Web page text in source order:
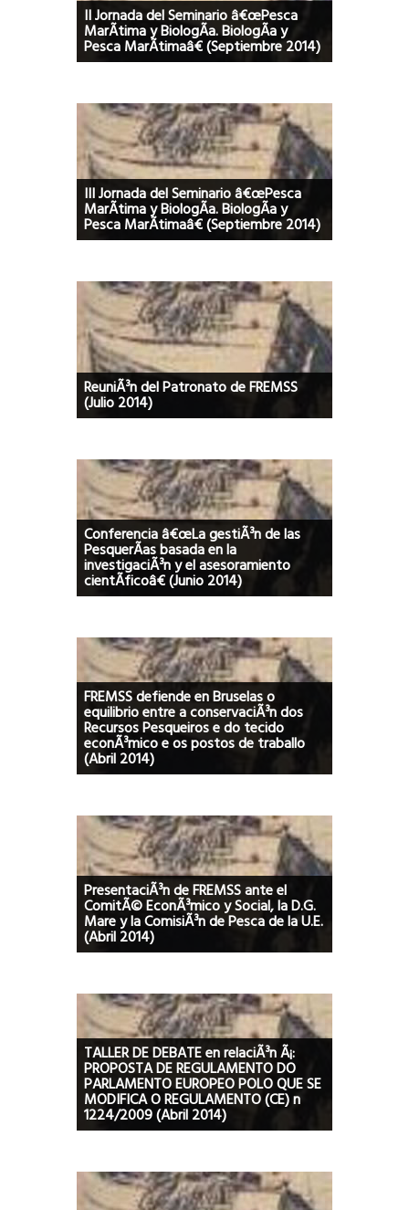
II Jornada del Seminario â€œPesca
MarÃ­tima y BiologÃ­a. BiologÃ­a y
Pesca MarÃ­timaâ€ (Septiembre 2014)
III Jornada del Seminario â€œPesca
MarÃ­tima y BiologÃ­a. BiologÃ­a y
Pesca MarÃ­timaâ€ (Septiembre 2014)
ReuniÃ³n del Patronato de FREMSS
(Julio 2014)
Conferencia â€œLa gestiÃ³n de las
PesquerÃ­as basada en la
investigaciÃ³n y el asesoramiento
cientÃ­ficoâ€ (Junio 2014)
FREMSS defiende en Bruselas o
equilibrio entre a conservaciÃ³n dos
Recursos Pesqueiros e do tecido
econÃ³mico e os postos de traballo
(Abril 2014)
PresentaciÃ³n de FREMSS ante el
ComitÃ© EconÃ³mico y Social, la D.G.
Mare y la ComisiÃ³n de Pesca de la U.E.
(Abril 2014)
TALLER DE DEBATE en relaciÃ³n Ã¡:
PROPOSTA DE REGULAMENTO DO
PARLAMENTO EUROPEO POLO QUE SE
MODIFICA O REGULAMENTO (CE) n
1224/2009 (Abril 2014)